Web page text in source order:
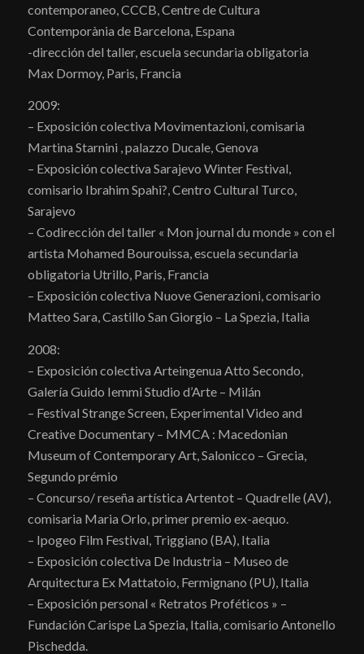
contemporaneo, CCCB, Centre de Cultura
Contemporània de Barcelona, Espana
-dirección del taller, escuela secundaria obligatoria
Max Dormoy, Paris, Francia
2009:
– Exposición colectiva Movimentazioni, comisaria
Martina Starnini , palazzo Ducale, Genova
– Exposición colectiva Sarajevo Winter Festival,
comisario Ibrahim Spahi?, Centro Cultural Turco,
Sarajevo
– Codirección del taller « Mon journal du monde » con el
artista Mohamed Bourouissa, escuela secundaria
obligatoria Utrillo, Paris, Francia
– Exposición colectiva Nuove Generazioni, comisario
Matteo Sara, Castillo San Giorgio – La Spezia, Italia
2008:
– Exposición colectiva Arteingenua Atto Secondo,
Galería Guido Iemmi Studio d’Arte – Milán
– Festival Strange Screen, Experimental Video and
Creative Documentary – MMCA : Macedonian
Museum of Contemporary Art, Salonicco – Grecia,
Segundo prémio
– Concurso/ reseña artística Artentot – Quadrelle (AV),
comisaria Maria Orlo, primer premio ex-aequo.
– Ipogeo Film Festival, Triggiano (BA), Italia
– Exposición colectiva De Industria – Museo de
Arquitectura Ex Mattatoio, Fermignano (PU), Italia
– Exposición personal « Retratos Proféticos » –
Fundación Carispe La Spezia, Italia, comisario Antonello
Pischedda.